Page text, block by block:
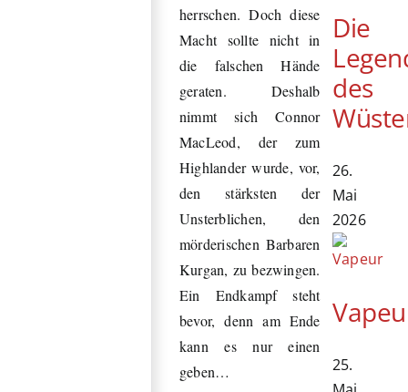
herrschen. Doch diese
Macht sollte nicht in
die falschen Hände
geraten. Deshalb
nimmt sich Connor
MacLeod, der zum
Highlander wurde, vor,
den stärksten der
Unsterblichen, den
mörderischen Barbaren
Kurgan, zu bezwingen.
Ein Endkampf steht
bevor, denn am Ende
kann es nur einen
geben…
Die
des
26.
Mai
2026
25.